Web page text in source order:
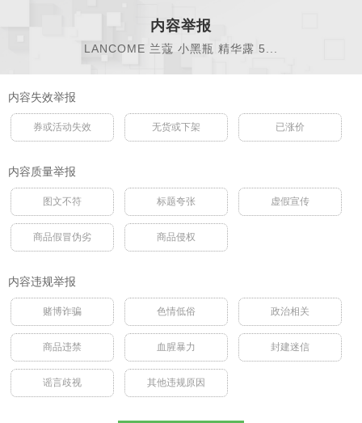
内容举报
LANCOME 兰蔻 小黑瓶 精华露 5...
内容失效举报
券或活动失效 无货或下架 已涨价
内容质量举报
图文不符 标题夸张 虚假宣传
商品假冒伪劣 商品侵权
内容违规举报
赌博诈骗 色情低俗 政治相关
商品违禁 血腥暴力 封建迷信
谣言歧视 其他违规原因